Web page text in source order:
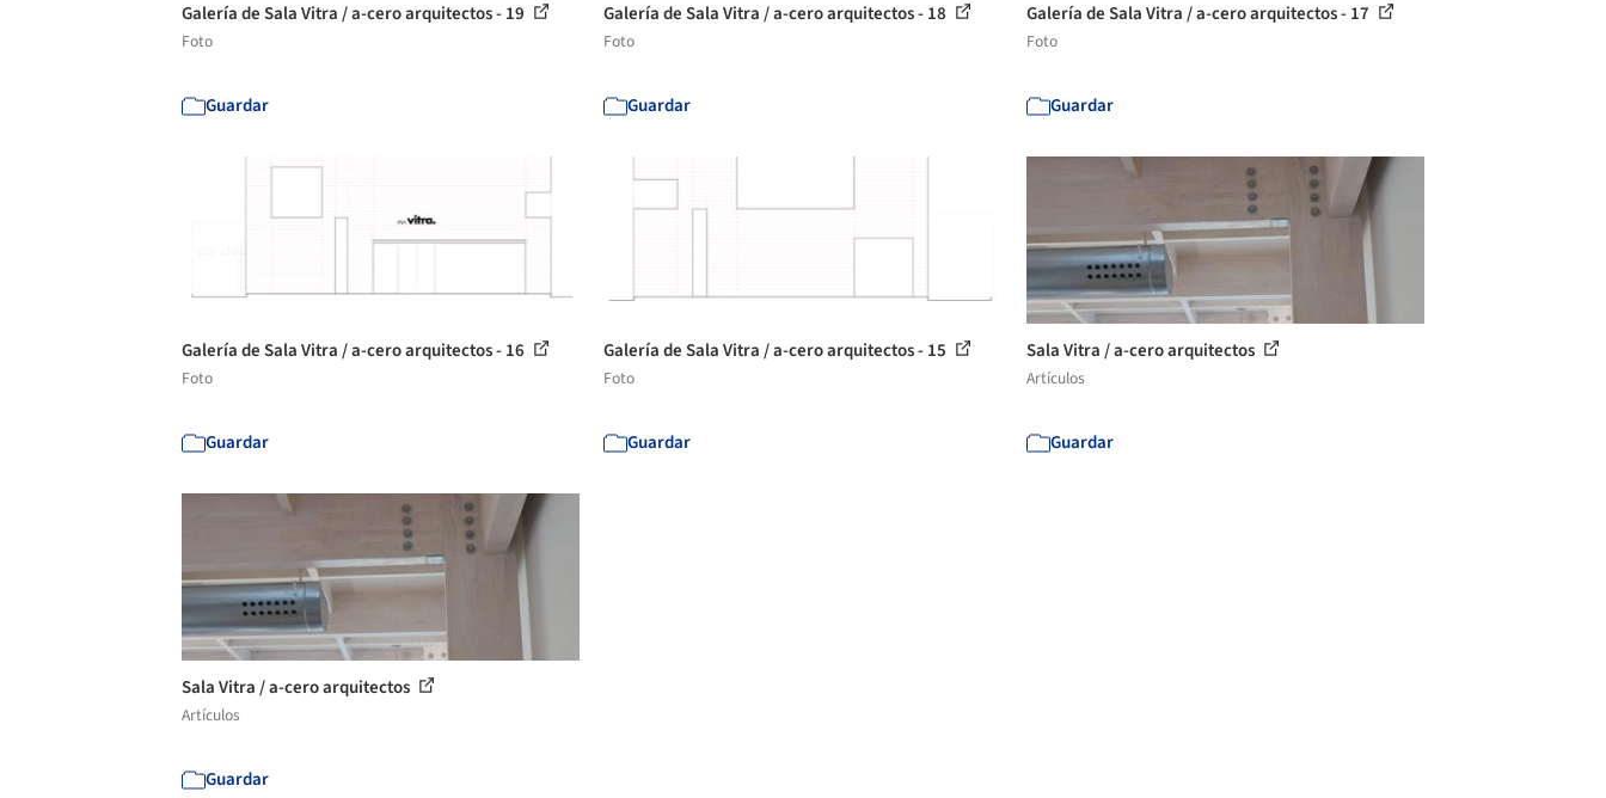
Galería de Sala Vitra / a-cero arquitectos - 19
Foto
Guardar
Galería de Sala Vitra / a-cero arquitectos - 18
Foto
Guardar
Galería de Sala Vitra / a-cero arquitectos - 17
Foto
Guardar
Galería de Sala Vitra / a-cero arquitectos - 16
Foto
Guardar
Galería de Sala Vitra / a-cero arquitectos - 15
Foto
Guardar
Sala Vitra / a-cero arquitectos
Artículos
Guardar
Sala Vitra / a-cero arquitectos
Artículos
Guardar